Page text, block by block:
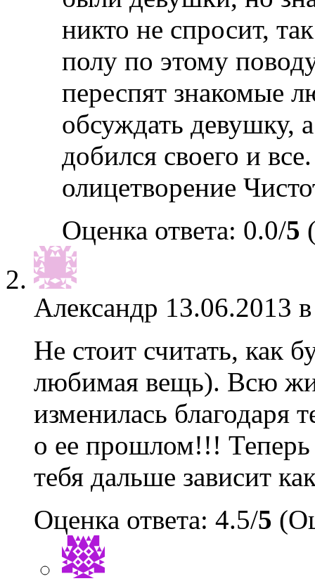
никто не спросит,
полу по этому
переспят знакомые
обсуждать девушку,
добился своего и
олицетворение
Оценка ответа: 0.0/5
Александр 13.06.2013
Не стоит считать, как
любимая вещь). Всю
изменилась благодаря
о ее прошлом!!! Теперь
тебя дальше зависит
Оценка ответа: 4.5/5